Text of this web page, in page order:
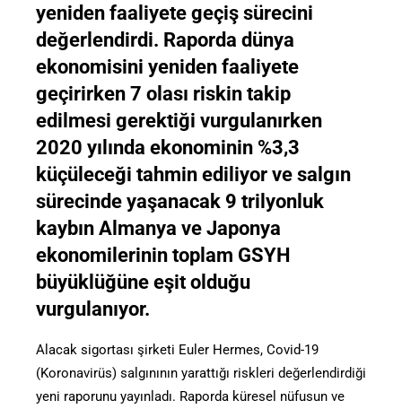
yeniden faaliyete geçiş sürecini
değerlendirdi. Raporda dünya
ekonomisini yeniden faaliyete
geçirirken 7 olası riskin takip
edilmesi gerektiği vurgulanırken
2020 yılında ekonominin %3,3
küçüleceği tahmin ediliyor ve salgın
sürecinde yaşanacak 9 trilyonluk
kaybın Almanya ve Japonya
ekonomilerinin toplam GSYH
büyüklüğüne eşit olduğu
vurgulanıyor.
Alacak sigortası şirketi Euler Hermes, Covid-19
(Koronavirüs) salgınının yarattığı riskleri değerlendirdiği
yeni raporunu yayınladı. Raporda küresel nüfusun ve